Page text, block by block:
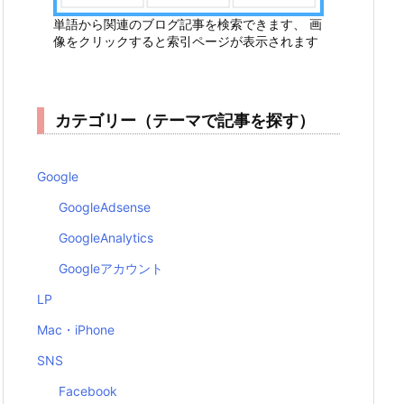
単語から関連のブログ記事を検索できます、 画
像をクリックすると索引ページが表示されます
カテゴリー（テーマで記事を探す）
Google
GoogleAdsense
GoogleAnalytics
Googleアカウント
LP
Mac・iPhone
SNS
Facebook